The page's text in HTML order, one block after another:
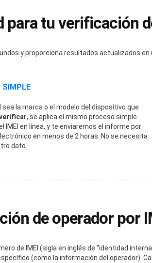
tu verificación
y proporciona resultados actualizados en
SIMPLE
sea la marca o el modelo del dispositivo que
, se aplica el mismo proceso simple.
IMEI en línea, y te enviaremos el informe por
en menos de 2 horas. No se necesita
dato.
de operador por
de IMEI (sigla en inglés de “identidad
(como la información del operador).